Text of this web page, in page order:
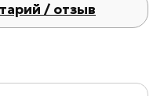
/ отзыв